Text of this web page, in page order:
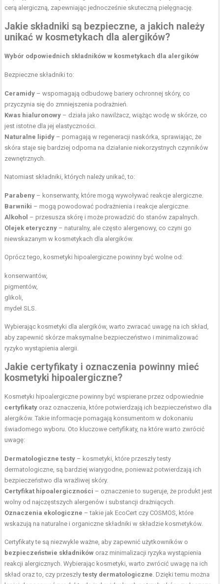
cerą alergiczną, zapewniając jednocześnie skuteczną pielęgnację.
Jakie składniki są bezpieczne, a jakich należy
unikać w kosmetykach dla alergików?
Wybór odpowiednich składników w kosmetykach dla alergików
Bezpieczne składniki to:
Ceramidy – wspomagają odbudowę bariery ochronnej skóry, co
przyczynia się do zmniejszenia podrażnień.
Kwas hialuronowy – działa jako nawilżacz, wiążąc wodę w skórze, co
jest istotne dla jej elastyczności.
Naturalne lipidy – pomagają w regeneracji naskórka, sprawiając, że
skóra staje się bardziej odporna na działanie niekorzystnych czynników
zewnętrznych.
Natomiast składniki, których należy unikać, to:
Parabeny – konserwanty, które mogą wywoływać reakcje alergiczne.
Barwniki – mogą powodować podrażnienia i reakcje alergiczne.
Alkohol – przesusza skórę i może prowadzić do stanów zapalnych.
Olejek eteryczny – naturalny, ale często alergenowy, co czyni go
niewskazanym w kosmetykach dla alergików.
Oprócz tego, kosmetyki hipoalergiczne powinny być wolne od:
konserwantów,
pigmentów,
glikoli,
mydeł SLS.
Wybierając kosmetyki dla alergików, warto zwracać uwagę na ich skład,
aby zapewnić skórze maksymalne bezpieczeństwo i minimalizować
ryzyko wystąpienia alergii.
Jakie certyfikaty i oznaczenia powinny mieć
kosmetyki hipoalergiczne?
Kosmetyki hipoalergiczne powinny być wspierane przez odpowiednie
certyfikaty oraz oznaczenia, które potwierdzają ich bezpieczeństwo dla
alergików. Takie informacje pomagają konsumentom w dokonaniu
świadomego wyboru. Oto kluczowe certyfikaty, na które warto zwrócić
uwagę:
Dermatologiczne testy – kosmetyki, które przeszły testy
dermatologiczne, są bardziej wiarygodne, ponieważ potwierdzają ich
bezpieczeństwo dla wrażliwej skóry.
Certyfikat hipoalergiczności – oznaczenie to sugeruje, że produkt jest
wolny od najczęstszych alergenów i substancji drażniących.
Oznaczenia ekologiczne – takie jak EcoCert czy COSMOS, które
wskazują na naturalne i organiczne składniki w składzie kosmetyków.
Certyfikaty te są niezwykle ważne, aby zapewnić użytkowników o
bezpieczeństwie składników oraz minimalizacji ryzyka wystąpienia
reakcji alergicznych. Wybierając kosmetyki, warto zwrócić uwagę na ich
skład oraz to, czy przeszłytesty dermatologiczne . Dzięki temu można